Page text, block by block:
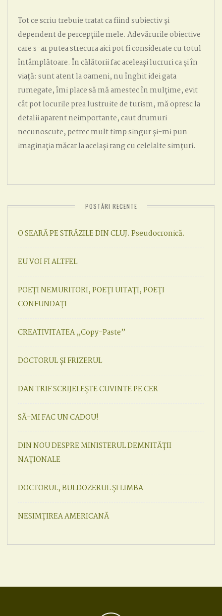
Tot ce scriu trebuie tratat ca fiind subiectiv și
dependent de percepțiile mele. Adevărurile obiective
care s-ar putea strecura aici pot fi considerate cu totul
întâmplătoare. În călătorii fac aceleași lucruri ca și în
viață: sunt atent la oameni, nu înghit idei gata
rumegate, îmi place să mă amestec în mulțime, evit
cât pot locurile prea lustruite de turism, mă opresc la
detalii aparent neimportante, caut drumuri
necunoscute, petrec mult timp singur și-mi pun
imaginația măcar la același rang cu celelalte simțuri.
POSTĂRI RECENTE
O SEARĂ PE STRĂZILE DIN CLUJ. Pseudocronică.
EU VOI FI ALTFEL
POEȚI NEMURITORI, POEȚI UITAȚI, POEȚI
CONFUNDAȚI
CREATIVITATEA „Copy-Paste”
DOCTORUL ȘI FRIZERUL
DAN TRIF SCRIJELEȘTE CUVINTE PE CER
SĂ-MI FAC UN CADOU!
DIN NOU DESPRE MINISTERUL DEMNITĂȚII
NAȚIONALE
DOCTORUL, BULDOZERUL ȘI LIMBA
NESIMȚIREA AMERICANĂ